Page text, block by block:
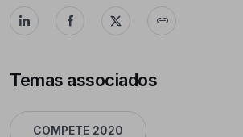
Temas associados
COMPETE 2020